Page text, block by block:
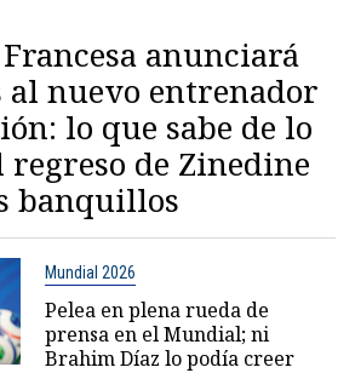
anunciará
al nuevo entrenador
lo que sabe de lo
regreso de Zinedine
banquillos
Mundial 2026
Pelea en plena rueda de
prensa en el Mundial; ni
Brahim Díaz lo podía creer